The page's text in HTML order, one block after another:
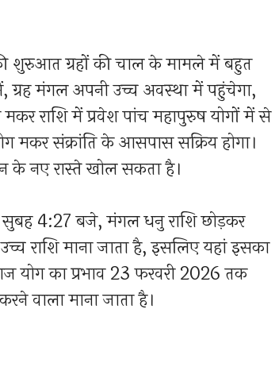
शुरुआत ग्रहों की चाल के मामले में बहुत
ग्रह मंगल अपनी उच्च अवस्था में पहुंचेगा,
राशि में प्रवेश पांच महापुरुष योगों में से
मकर संक्रांति के आसपास सक्रिय होगा।
के नए रास्ते खोल सकता है।
4:27 बजे, मंगल धनु राशि छोड़कर
राशि माना जाता है, इसलिए यहां इसका
योग का प्रभाव 23 फरवरी 2026 तक
वाला माना जाता है।